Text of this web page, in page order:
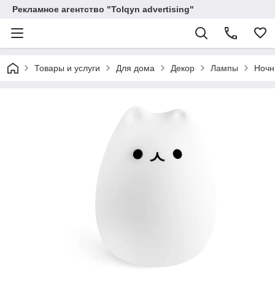
Рекламное агентство "Tolqyn advertising"
Товары и услуги Для дома Декор Лампы